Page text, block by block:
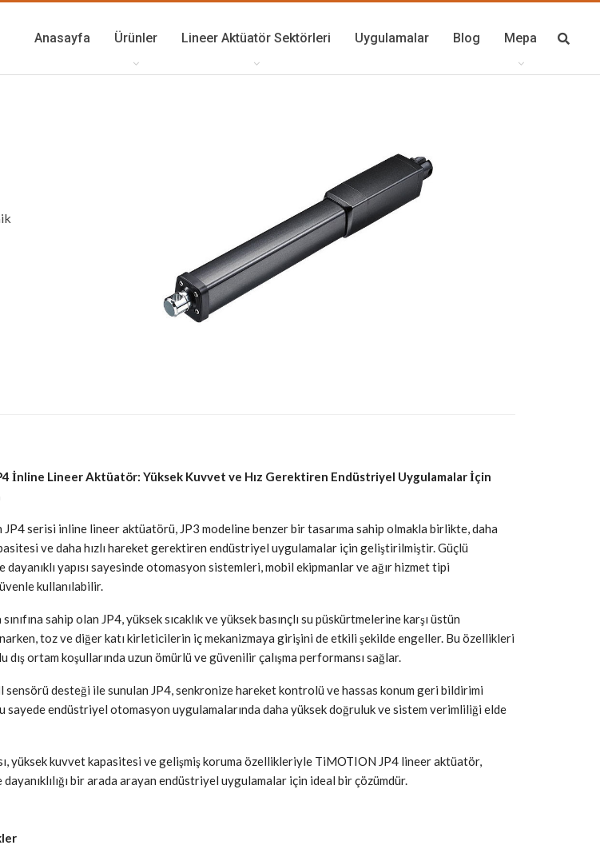
Anasayfa Ürünler Lineer Aktüatör Sektörleri Uygulamalar Blog Mepa
İnline Lineer Aktüatör: Yüksek Kuvvet ve Hız Gerektiren Endüstriyel Uygulamalar İçin
JP4 serisi inline lineer aktüatörü, JP3 modeline benzer bir tasarıma sahip olmakla birlikte, daha
ve daha hızlı hareket gerektiren endüstriyel uygulamalar için geliştirilmiştir. Güçlü
dayanıklı yapısı sayesinde otomasyon sistemleri, mobil ekipmanlar ve ağır hizmet tipi
kullanılabilir.
sahip olan JP4, yüksek sıcaklık ve yüksek basınçlı su püskürtmelerine karşı üstün
toz ve diğer katı kirleticilerin iç mekanizmaya girişini de etkili şekilde engeller. Bu özellikleri
dış ortam koşullarında uzun ömürlü ve güvenilir çalışma performansı sağlar.
sensörü desteği ile sunulan JP4, senkronize hareket kontrolü ve hassas konum geri bildirimi
sayede endüstriyel otomasyon uygulamalarında daha yüksek doğruluk ve sistem verimliliği elde
yüksek kuvvet kapasitesi ve gelişmiş koruma özellikleriyle TiMOTION JP4 lineer aktüatör,
bir arada arayan endüstriyel uygulamalar için ideal bir çözümdür.